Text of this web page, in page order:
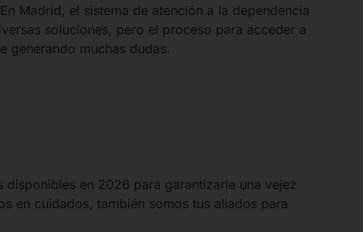
Madrid, el sistema de atención a la dependencia
soluciones, pero el proceso para acceder a
generando muchas dudas.
en 2026 para garantizarle una vejez
en cuidados, también somos tus aliados para